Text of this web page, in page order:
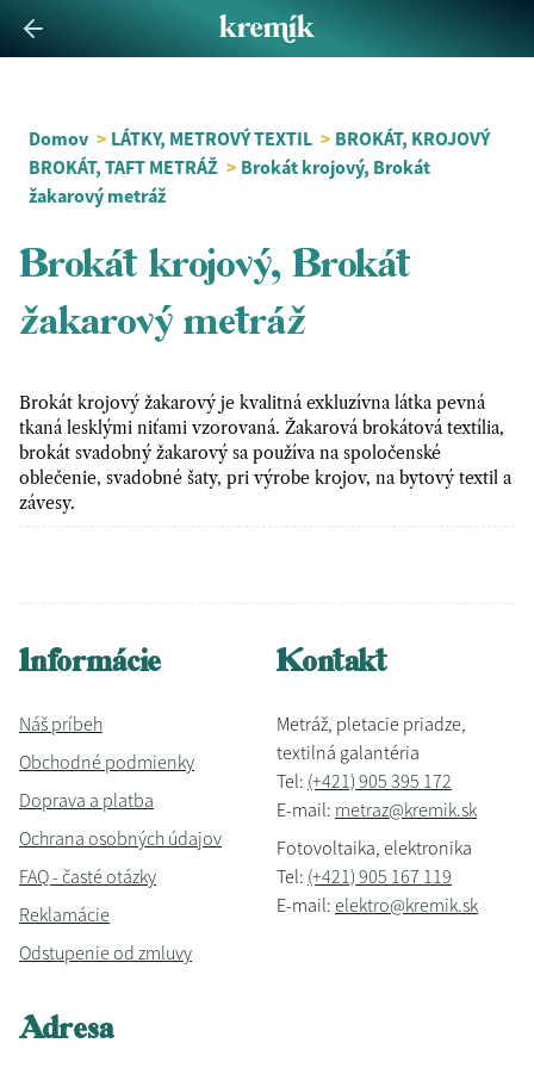
Domov > LÁTKY, METROVÝ TEXTIL > BROKÁT, KROJOVÝ
BROKÁT, TAFT METRÁŽ > Brokát krojový, Brokát
žakarový metráž
Brokát krojový, Brokát
žakarový metráž
Brokát krojový žakarový je kvalitná exkluzívna látka pevná
tkaná lesklými niťami vzorovaná. Žakarová brokátová textília,
brokát svadobný žakarový sa používa na spoločenské
oblečenie, svadobné šaty, pri výrobe krojov, na bytový textil a
závesy.
Informácie
Náš príbeh
Obchodné podmienky
Doprava a platba
Ochrana osobných údajov
FAQ - časté otázky
Reklamácie
Odstupenie od zmluvy
Kontakt
Metráž, pletacie priadze,
textilná galantéria
Tel: (+421) 905 395 172
E-mail: metraz@kremik.sk
Fotovoltaika, elektronika
Tel: (+421) 905 167 119
E-mail: elektro@kremik.sk
Adresa